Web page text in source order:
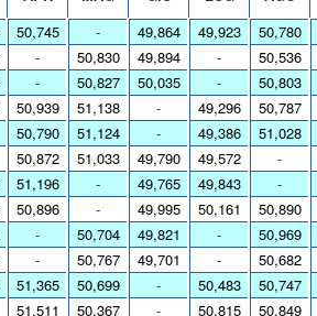
50,745
-
-
50,939
50,790
50,872
51,196
50,896
-
-
51,365
51,511
-
50,830
50,827
51,138
51,124
51,033
-
-
50,704
50,767
50,699
50,367
49,864
49,894
50,035
-
-
49,790
49,765
49,995
49,821
49,701
-
-
49,923
-
-
49,296
49,386
49,572
49,843
50,161
-
-
50,483
50,815
50,780
50,536
50,803
50,787
51,028
-
-
50,890
50,969
50,682
50,747
50,849